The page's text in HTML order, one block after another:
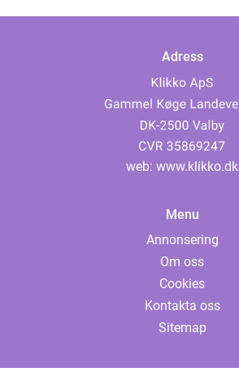
Adress
web: www.klikko.dk
Menu
Annonsering
Om oss
Cookies
Kontakta oss
Sitemap